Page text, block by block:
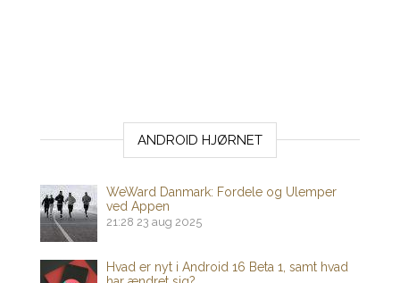
ANDROID HJØRNET
WeWard Danmark: Fordele og Ulemper
ved Appen
21:28 23 aug 2025
Hvad er nyt i Android 16 Beta 1, samt hvad